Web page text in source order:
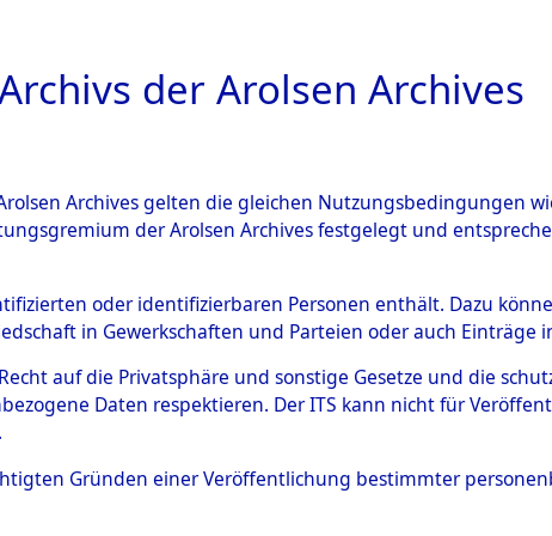
ÜBERSICHT BILD
Mittelbau-
→0072 (84619071)
(84619071)
der Arolsen Archives
Archives gelten die gleichen Nutzungsbedingungen
der Arolsen Archives festgelegt und
oder identifizierbaren Personen enthält. Dazu
in Gewerkschaften und Parteien oder auch Einträge
auf die Privatsphäre und sonstige Gesetze und die
Daten respektieren. Der ITS kann nicht für
Gründen einer Veröffentlichung bestimmter